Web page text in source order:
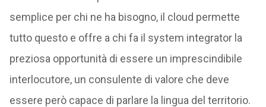
semplice per chi ne ha bisogno, il cloud permette
tutto questo e offre a chi fa il system integrator la
preziosa opportunità di essere un imprescindibile
interlocutore, un consulente di valore che deve
essere però capace di parlare la lingua del territorio.